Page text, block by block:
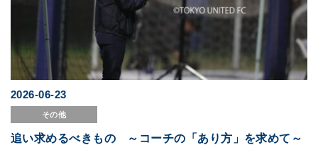
2026-06-23
その他
追い求めるべきもの ～コーチの「あり方」を求めて～